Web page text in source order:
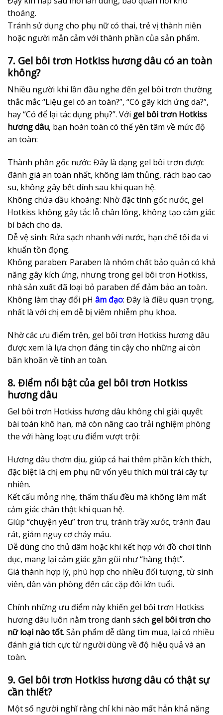
thoáng.
Tránh sử dụng cho phụ nữ có thai, trẻ vị thành niên
hoặc người mẫn cảm với thành phần của sản phẩm.
7. Gel bôi trơn Hotkiss hương dâu có an toàn
không?
Nhiều người khi lần đầu nghe đến gel bôi trơn thường
thắc mắc “Liệu gel có an toàn?”, “Có gây kích ứng da?”,
hay “Có để lại tác dụng phụ?”. Với gel bôi trơn Hotkiss
hương dâu, bạn hoàn toàn có thể yên tâm về mức độ
an toàn:
Thành phần gốc nước: Đây là dạng gel bôi trơn được
đánh giá an toàn nhất, không làm thủng, rách bao cao
su, không gây bết dính sau khi quan hệ.
Không chứa dầu khoáng: Nhờ đặc tính gốc nước, gel
Hotkiss không gây tắc lỗ chân lông, không tạo cảm giác
bí bách cho da.
Dễ vệ sinh: Rửa sạch nhanh với nước, hạn chế tối đa vi
khuẩn tồn đọng.
Không paraben: Paraben là nhóm chất bảo quản có khả
năng gây kích ứng, nhưng trong gel bôi trơn Hotkiss,
nhà sản xuất đã loại bỏ paraben để đảm bảo an toàn.
Không làm thay đổi pH âm đạo: Đây là điều quan trọng,
nhất là với chị em dễ bị viêm nhiễm phụ khoa.
Nhờ các ưu điểm trên, gel bôi trơn Hotkiss hương dâu
được xem là lựa chọn đáng tin cậy cho những ai còn
băn khoăn về tính an toàn.
8. Điểm nổi bật của gel bôi trơn Hotkiss
hương dâu
Gel bôi trơn Hotkiss hương dâu không chỉ giải quyết
bài toán khô hạn, mà còn nâng cao trải nghiệm phòng
the với hàng loạt ưu điểm vượt trội:
Hương dâu thơm dịu, giúp cả hai thêm phần kích thích,
đặc biệt là chị em phụ nữ vốn yêu thích mùi trái cây tự
nhiên.
Kết cấu mỏng nhẹ, thẩm thấu đều mà không làm mất
cảm giác chân thật khi quan hệ.
Giúp “chuyện yêu” trơn tru, tránh trầy xước, tránh đau
rát, giảm nguy cơ chảy máu.
Dễ dùng cho thủ dâm hoặc khi kết hợp với đồ chơi tình
dục, mang lại cảm giác gần gũi như “hàng thật”.
Giá thành hợp lý, phù hợp cho nhiều đối tượng, từ sinh
viên, dân văn phòng đến các cặp đôi lớn tuổi.
Chính những ưu điểm này khiến gel bôi trơn Hotkiss
hương dâu luôn nằm trong danh sách gel bôi trơn cho
nữ loại nào tốt. Sản phẩm dễ dàng tìm mua, lại có nhiều
đánh giá tích cực từ người dùng về độ hiệu quả và an
toàn.
9. Gel bôi trơn Hotkiss hương dâu có thật sự
cần thiết?
Một số người nghĩ rằng chỉ khi nào mất hẳn khả năng